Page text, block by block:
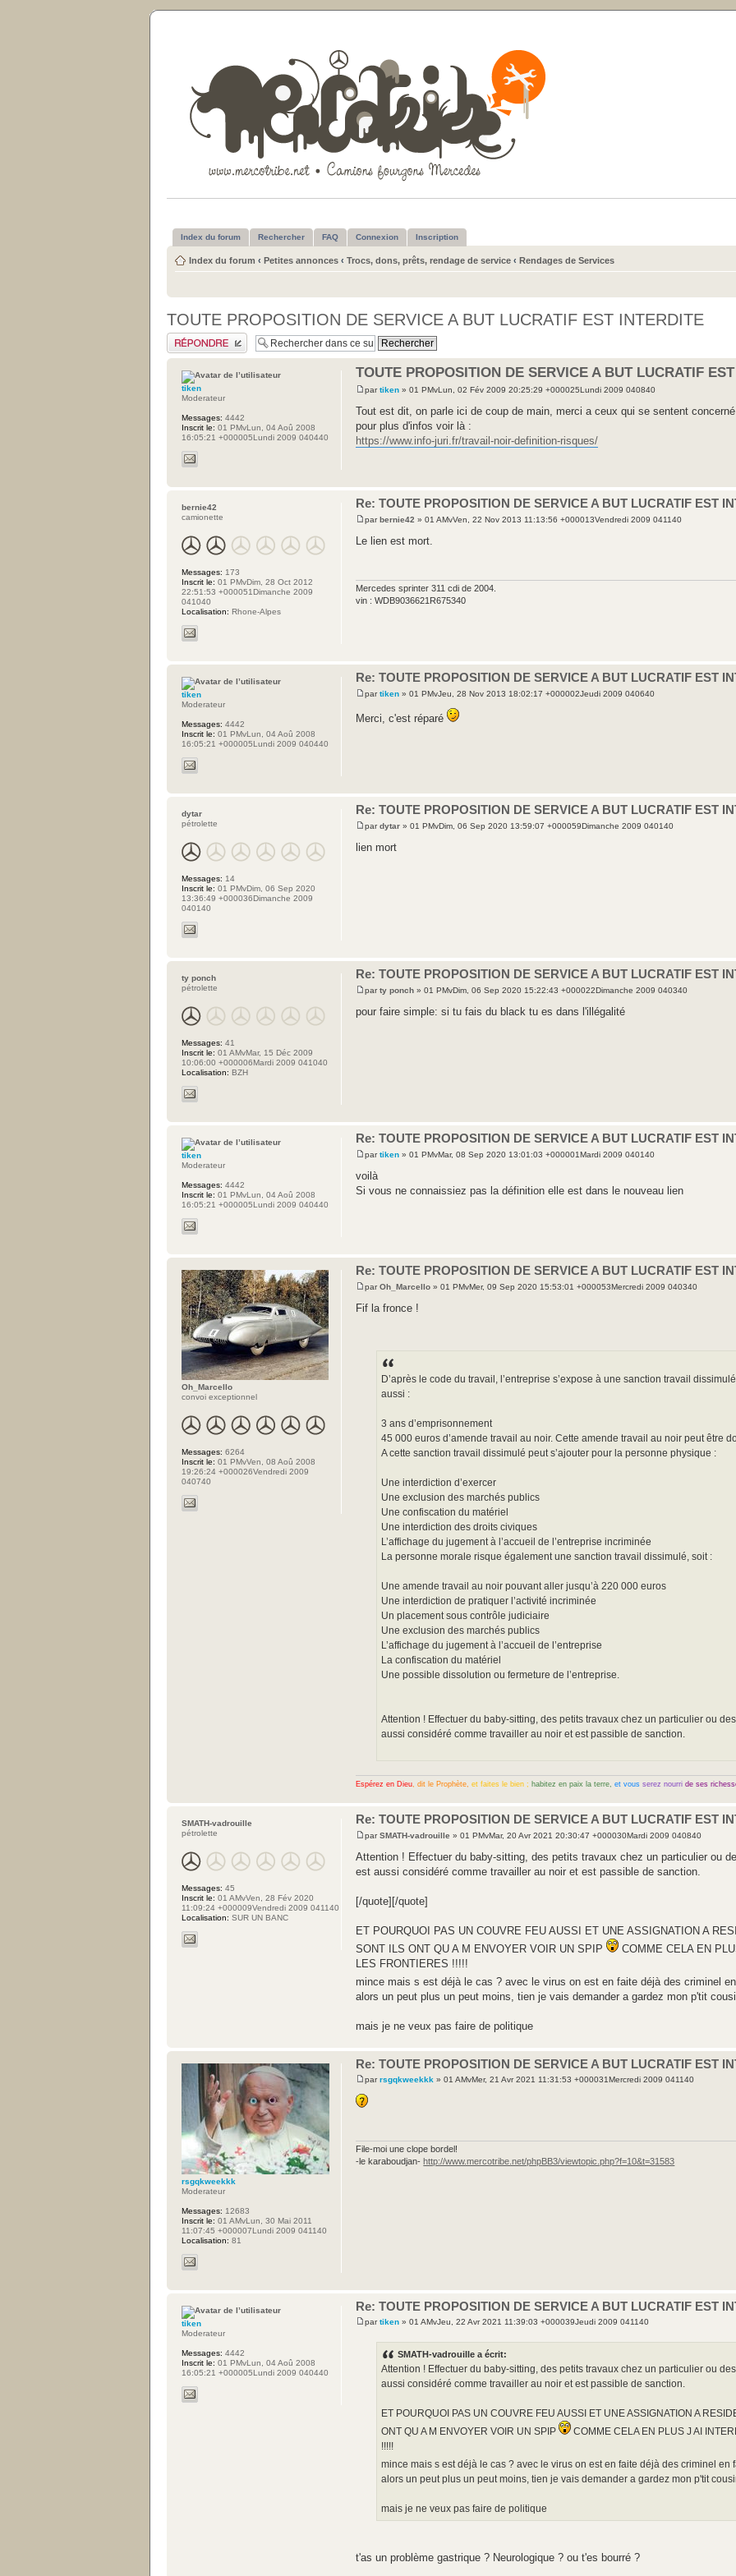
Index du forum Rechercher FAQ Connexion Inscription
Index du forum ‹ Petites annonces ‹ Trocs, dons, prêts, rendage de service ‹ Rendages de Services
TOUTE PROPOSITION DE SERVICE A BUT LUCRATIF EST INTERDITE
Publier une réponse
TOUTE PROPOSITION DE SERVICE A BUT LUCRATIF
partiken » 01 PMvLun, 02 Fév 2009 20:25:29 +000025Lundi 2009 040840
Tout est dit, on parle ici de coup de main, merci a ceux qui se sentent
pour plus d'infos voir là :
https://www.info-juri.fr/travail-noir-definition-risques/
tiken
Moderateur
Messages: 4442
Inscrit le: 01 PMvLun, 04 Aoû 2008
16:05:21 +000005Lundi 2009 040440
Re: TOUTE PROPOSITION DE SERVICE A BUT LUCRATIF EST
parbernie42 » 01 AMvVen, 22 Nov 2013 11:13:56 +000013Vendredi 2009 041140
Le lien est mort.
Mercedes sprinter 311 cdi de 2004.
vin : WDB9036621R675340
bernie42
camionette
Messages: 173
Inscrit le: 01 PMvDim, 28 Oct 2012
22:51:53 +000051Dimanche 2009
041040
Localisation: Rhone-Alpes
Re: TOUTE PROPOSITION DE SERVICE A BUT LUCRATIF EST
partiken » 01 PMvJeu, 28 Nov 2013 18:02:17 +000002Jeudi 2009 040640
Merci, c'est réparé
tiken
Moderateur
Messages: 4442
Inscrit le: 01 PMvLun, 04 Aoû 2008
16:05:21 +000005Lundi 2009 040440
Re: TOUTE PROPOSITION DE SERVICE A BUT LUCRATIF EST
pardytar » 01 PMvDim, 06 Sep 2020 13:59:07 +000059Dimanche 2009 040140
lien mort
dytar
pétrolette
Messages: 14
Inscrit le: 01 PMvDim, 06 Sep 2020
13:36:49 +000036Dimanche 2009
040140
Re: TOUTE PROPOSITION DE SERVICE A BUT LUCRATIF EST
party ponch » 01 PMvDim, 06 Sep 2020 15:22:43 +000022Dimanche 2009 040340
pour faire simple: si tu fais du black tu es dans l'illégalité
ty ponch
pétrolette
Messages: 41
Inscrit le: 01 AMvMar, 15 Déc 2009
10:06:00 +000006Mardi 2009 041040
Localisation: BZH
Re: TOUTE PROPOSITION DE SERVICE A BUT LUCRATIF EST
partiken » 01 PMvMar, 08 Sep 2020 13:01:03 +000001Mardi 2009 040140
voilà
Si vous ne connaissiez pas la définition elle est dans le nouveau lien
tiken
Moderateur
Messages: 4442
Inscrit le: 01 PMvLun, 04 Aoû 2008
16:05:21 +000005Lundi 2009 040440
Re: TOUTE PROPOSITION DE SERVICE A BUT LUCRATIF EST
parOh_Marcello » 01 PMvMer, 09 Sep 2020 15:53:01 +000053Mercredi 2009 040340
Fif la fronce !
D’après le code du travail, l’entreprise s’expose à une sanction travail
aussi :
3 ans d’emprisonnement
45 000 euros d’amende travail au noir. Cette amende travail au noir peut être
A cette sanction travail dissimulé peut s’ajouter pour la personne physique :
Une interdiction d’exercer
Une exclusion des marchés publics
Une confiscation du matériel
Une interdiction des droits civiques
L’affichage du jugement à l’accueil de l’entreprise incriminée
La personne morale risque également une sanction travail dissimulé, soit :
Une amende travail au noir pouvant aller jusqu’à 220 000 euros
Une interdiction de pratiquer l’activité incriminée
Un placement sous contrôle judiciaire
Une exclusion des marchés publics
L’affichage du jugement à l’accueil de l’entreprise
La confiscation du matériel
Une possible dissolution ou fermeture de l’entreprise.
Attention ! Effectuer du baby-sitting, des petits travaux chez un particulier ou
aussi considéré comme travailler au noir et est passible de sanction.
Espérez en Dieu, dit le Prophète, et faites le bien ; habitez en paix la terre, et vousserez nourride ses
Oh_Marcello
convoi exceptionnel
Messages: 6264
Inscrit le: 01 PMvVen, 08 Aoû 2008
19:26:24 +000026Vendredi 2009
040740
Re: TOUTE PROPOSITION DE SERVICE A BUT LUCRATIF EST
parSMATH-vadrouille » 01 PMvMar, 20 Avr 2021 20:30:47 +000030Mardi 2009 040840
Attention ! Effectuer du baby-sitting, des petits travaux chez un particulier ou
est aussi considéré comme travailler au noir et est passible de sanction.
[/quote][/quote]
ET POURQUOI PAS UN COUVRE FEU AUSSI ET UNE ASSIGNATION A
SONT ILS ONT QU A M ENVOYER VOIR UN SPIP
COMME CELA EN
LES FRONTIERES !!!!!
mince mais s est déjà le cas ? avec le virus on est en faite déjà des criminel
alors un peut plus un peut moins, tien je vais demander a gardez mon p'tit
mais je ne veux pas faire de politique
SMATH-vadrouille
pétrolette
Messages: 45
Inscrit le: 01 AMvVen, 28 Fév 2020
11:09:24 +000009Vendredi 2009 041140
Localisation: SUR UN BANC
Re: TOUTE PROPOSITION DE SERVICE A BUT LUCRATIF EST
parrsgqkweekkk » 01 AMvMer, 21 Avr 2021 11:31:53 +000031Mercredi 2009 041140
File-moi une clope bordel!
-le karaboudjan-http://www.mercotribe.net/phpBB3/viewtopic.php?f=10&t=31583
rsgqkweekkk
Moderateur
Messages: 12683
Inscrit le: 01 AMvLun, 30 Mai 2011
11:07:45 +000007Lundi 2009 041140
Localisation: 81
Re: TOUTE PROPOSITION DE SERVICE A BUT LUCRATIF EST
partiken » 01 AMvJeu, 22 Avr 2021 11:39:03 +000039Jeudi 2009 041140
SMATH-vadrouille a écrit:
Attention ! Effectuer du baby-sitting, des petits travaux chez un particulier ou
aussi considéré comme travailler au noir et est passible de sanction.
ET POURQUOI PAS UN COUVRE FEU AUSSI ET UNE ASSIGNATION A
ONT QU A M ENVOYER VOIR UN SPIP
COMME CELA EN PLUS J AI
!!!!!
mince mais s est déjà le cas ? avec le virus on est en faite déjà des criminel en
alors un peut plus un peut moins, tien je vais demander a gardez mon p'tit
mais je ne veux pas faire de politique
t'as un problème gastrique ? Neurologique ? ou t'es bourré ?
tiken
Moderateur
Messages: 4442
Inscrit le: 01 PMvLun, 04 Aoû 2008
16:05:21 +000005Lundi 2009 040440